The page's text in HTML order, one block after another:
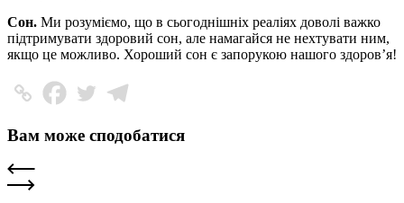
Сон. Ми розуміємо, що в сьогоднішніх реаліях доволі важко
підтримувати здоровий сон, але намагайся не нехтувати ним,
якщо це можливо. Хороший сон є запорукою нашого здоров’я!
Вам може сподобатися